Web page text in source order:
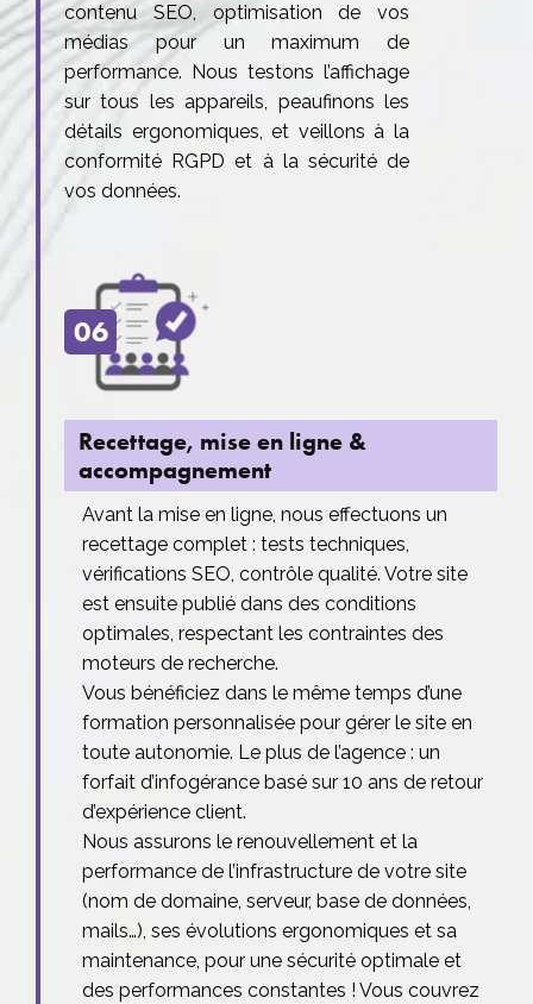
contenu SEO, optimisation de vos
médias pour un maximum de
performance. Nous testons l’affichage
sur tous les appareils, peaufinons les
détails ergonomiques, et veillons à la
conformité RGPD et à la sécurité de
vos données.
06
Recettage, mise en ligne &
accompagnement
Avant la mise en ligne, nous effectuons un
recettage complet : tests techniques,
vérifications SEO, contrôle qualité. Votre site
est ensuite publié dans des conditions
optimales, respectant les contraintes des
moteurs de recherche.
Vous bénéficiez dans le même temps d’une
formation personnalisée pour gérer le site en
toute autonomie. Le plus de l’agence : un
forfait d’infogérance basé sur 10 ans de retour
d’expérience client.
Nous assurons le renouvellement et la
performance de l’infrastructure de votre site
(nom de domaine, serveur, base de données,
mails…), ses évolutions ergonomiques et sa
maintenance, pour une sécurité optimale et
des performances constantes ! Vous couvrez